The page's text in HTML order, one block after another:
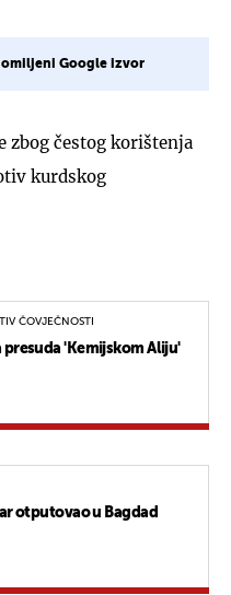
omiljeni Google izvor
zbog čestog korištenja
kurdskog
ČOVJEČNOSTI
presuda 'Kemijskom Aliju'
otputovao u Bagdad